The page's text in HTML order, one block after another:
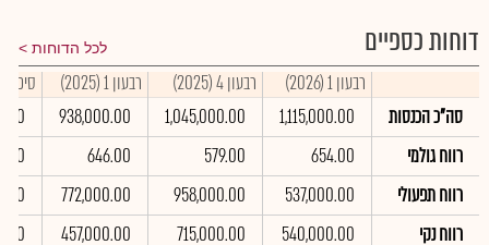
דוחות כספיים לכל הדוחות
רבעון 1 (2026) רבעון 4 (2025) רבעון 1 (2025)
סיכום
סה"כ הכנסות
1,115,000.00
1,045,000.00
938,000.00
רווח גולמי
654.00
579.00
646.00
רווח תפעולי
537,000.00
958,000.00
772,000.00
רווח נקי
540,000.00
715,000.00
457,000.00